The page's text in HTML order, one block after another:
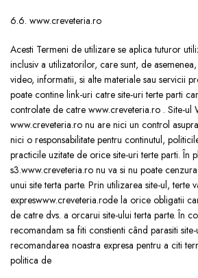
6.6. www.creveteria.ro
Acesti Termeni de utilizare se aplica tuturor
inclusiv a utilizatorilor, care sunt, de
video, informatii, si alte materiale sau servicii
poate contine link-uri catre site-uri terte parti
controlate de catre www.creveteria.ro . Site-ul
www.creveteria.ro nu are nici un control
nici o responsabilitate pentru continutul,
practicile uzitate de orice site-uri terte parti. În
s3.www.creveteria.ro nu va si nu poate
unui site terta parte. Prin utilizarea site-ul, terte
expreswww.creveteria.rode la orice obligatii
de catre dvs. a orcarui site-ului terta parte. În
recomandam sa fiti constienti când parasiti
recomandarea noastra expresa pentru a citi
politica de